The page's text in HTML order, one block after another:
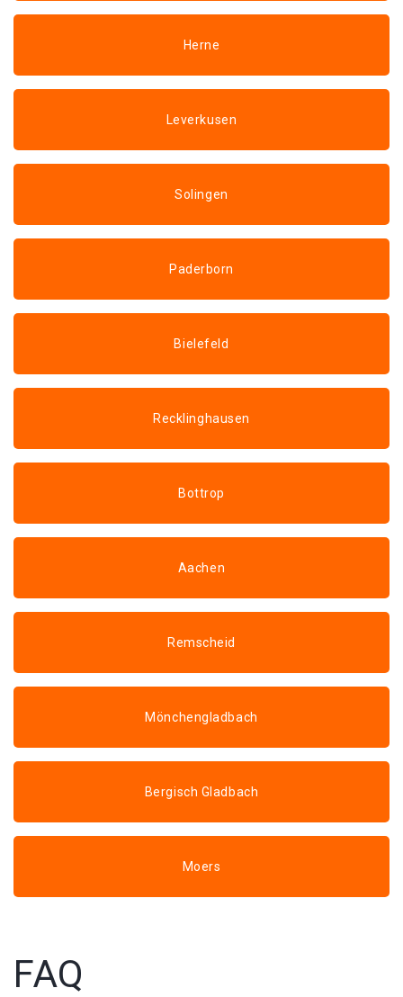
Herne
Leverkusen
Solingen
Paderborn
Bielefeld
Recklinghausen
Bottrop
Aachen
Remscheid
Mönchengladbach
Bergisch Gladbach
Moers
FAQ